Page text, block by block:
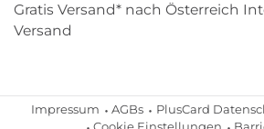
Gratis Versand* nach Österreich
Versand
Impressum AGBs PlusCard